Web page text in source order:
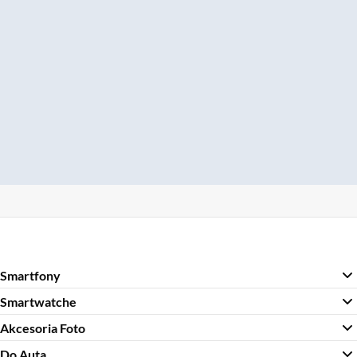
Smartfony
Smartwatche
Akcesoria Foto